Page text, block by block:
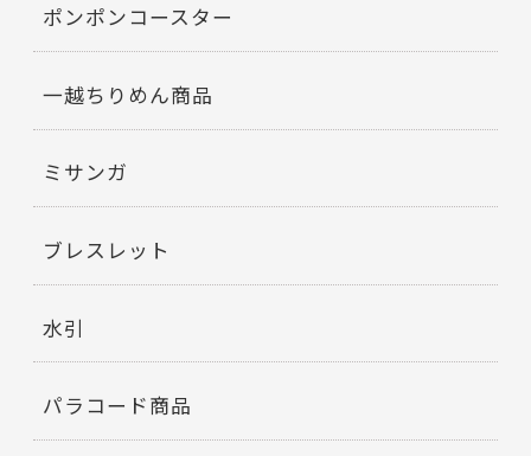
ポンポンコースター
一越ちりめん商品
ミサンガ
ブレスレット
水引
パラコード商品